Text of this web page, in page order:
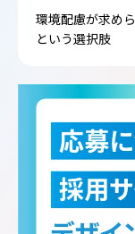
環境配慮が求め
という選択肢